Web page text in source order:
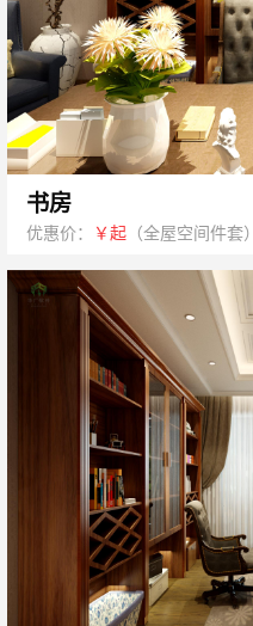
书房
优惠价： ￥起 （全屋空间件套）